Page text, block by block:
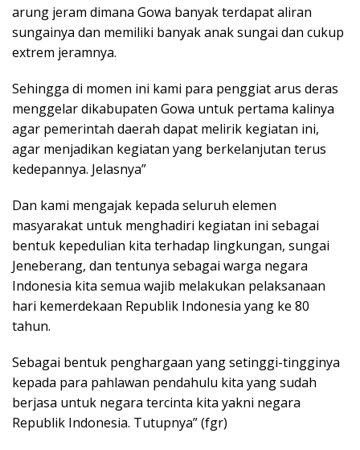
arung jeram dimana Gowa banyak terdapat aliran
sungainya dan memiliki banyak anak sungai dan cukup
extrem jeramnya.
Sehingga di momen ini kami para penggiat arus deras
menggelar dikabupaten Gowa untuk pertama kalinya
agar pemerintah daerah dapat melirik kegiatan ini,
agar menjadikan kegiatan yang berkelanjutan terus
kedepannya. Jelasnya”
Dan kami mengajak kepada seluruh elemen
masyarakat untuk menghadiri kegiatan ini sebagai
bentuk kepedulian kita terhadap lingkungan, sungai
Jeneberang, dan tentunya sebagai warga negara
Indonesia kita semua wajib melakukan pelaksanaan
hari kemerdekaan Republik Indonesia yang ke 80
tahun.
Sebagai bentuk penghargaan yang setinggi-tingginya
kepada para pahlawan pendahulu kita yang sudah
berjasa untuk negara tercinta kita yakni negara
Republik Indonesia. Tutupnya” (fgr)